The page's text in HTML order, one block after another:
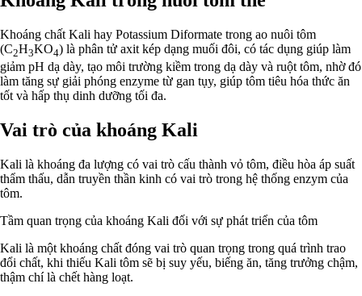
Khoáng chất Kali hay Potassium Diformate trong ao nuôi tôm
(C2H3KO4) là phân tử axit kép dạng muối đôi, có tác dụng giúp làm
giảm pH dạ dày, tạo môi trường kiềm trong dạ dày và ruột tôm, nhờ đó
làm tăng sự giải phóng enzyme từ gan tụy, giúp tôm tiêu hóa thức ăn
tốt và hấp thụ dinh dưỡng tối đa.
Vai trò của khoáng Kali
Kali là khoáng đa lượng có vai trò cấu thành vỏ tôm, điều hòa áp suất
thẩm thấu, dẫn truyền thần kinh có vai trò trong hệ thống enzym của
tôm.
Tầm quan trọng của khoáng Kali đối với sự phát triển của tôm
Kali là một khoáng chất đóng vai trò quan trọng trong quá trình trao
đổi chất, khi thiếu Kali tôm sẽ bị suy yếu, biếng ăn, tăng trưởng chậm,
thậm chí là chết hàng loạt.